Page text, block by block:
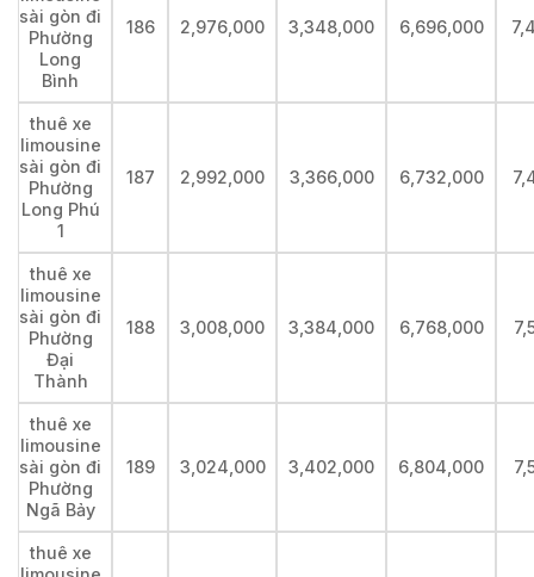
sài gòn đi
Phường
Long
Bình
186 2,976,000 3,348,000 6,696,000
thuê xe
limousine
sài gòn đi
Phường
Long Phú
1
187 2,992,000 3,366,000 6,732,000
thuê xe
limousine
sài gòn đi
Phường
Đại
Thành
188 3,008,000 3,384,000 6,768,000
thuê xe
limousine
sài gòn đi
Phường
Ngã Bảy
189 3,024,000 3,402,000 6,804,000
thuê xe